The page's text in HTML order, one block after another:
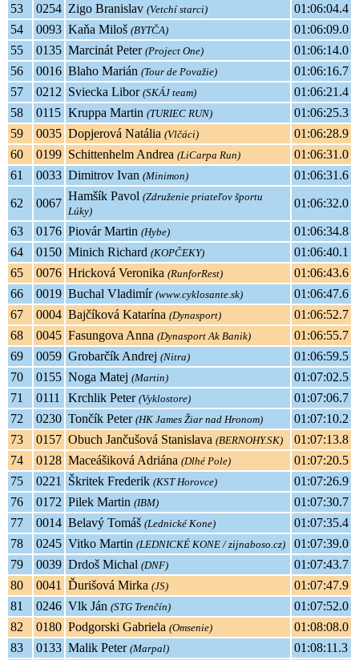
53
0254 Zigo Branislav (Vetchí starci)
01:06:04.4
54
0093 Kaňa Miloš (BYTČA)
01:06:09.0
55
0135 Marcinát Peter (Project One)
01:06:14.0
56
0016 Blaho Marián (Tour de Považie)
01:06:16.7
57
0212 Sviecka Libor (SKÁJ team)
01:06:21.4
58
0115 Kruppa Martin (TURIEC RUN)
01:06:25.3
59
0035 Dopjerová Natália (Vlčáci)
01:06:28.9
60
0199 Schittenhelm Andrea (LiCarpa Run)
01:06:31.0
61
0033 Dimitrov Ivan (Minimon) 01:06:31.6
62 0067
Hamšík Pavol (Združenie priateľov športu
Lúky)
01:06:32.0
63 0176 Piovár Martin (Hybe)
01:06:34.8
64
0150 Minich Richard (KOPČEKY)
01:06:40.1
65
0076 Hricková Veronika (RunforRest)
01:06:43.6
66
0019 Buchal Vladimír (www.cyklosante.sk)
01:06:47.6
67
0004 Bajčíková Katarína (Dynasport)
01:06:52.7
68
0045 Fasungova Anna (Dynasport Ak Banik)
01:06:55.7
69
0059 Grobarčík Andrej (Nitra)
01:06:59.5
70
0155 Noga Matej (Martin)
01:07:02.5
71
0111 Krchlik Peter (Vyklostore)
01:07:06.7
72
0230 Tončík Peter (HK James Žiar nad Hronom)
01:07:10.2
73
0157 Obuch Jančušová Stanislava (BERNOHY.SK)
01:07:13.8
74
0128 Maceášiková Adriána (Dlhé Pole)
01:07:20.5
75
0221 Škritek Frederik (KST Horovce)
01:07:26.9
76
0172 Pilek Martin (IBM)
01:07:30.7
77
0014 Belavý Tomáš (Lednické Kone)
01:07:35.4
78
0245 Vitko Martin (LEDNICKÉ KONE / zijnaboso.cz)
01:07:39.0
79
0039 Drdoš Michal (DNF)
01:07:43.7
80
0041 Ďurišová Mirka (JS)
01:07:47.9
81
0246 Vlk Ján (STG Trenčín)
01:07:52.0
82
0180 Podgorski Gabriela (Omsenie)
01:08:08.0
83
0133 Malik Peter (Marpal)
01:08:11.3